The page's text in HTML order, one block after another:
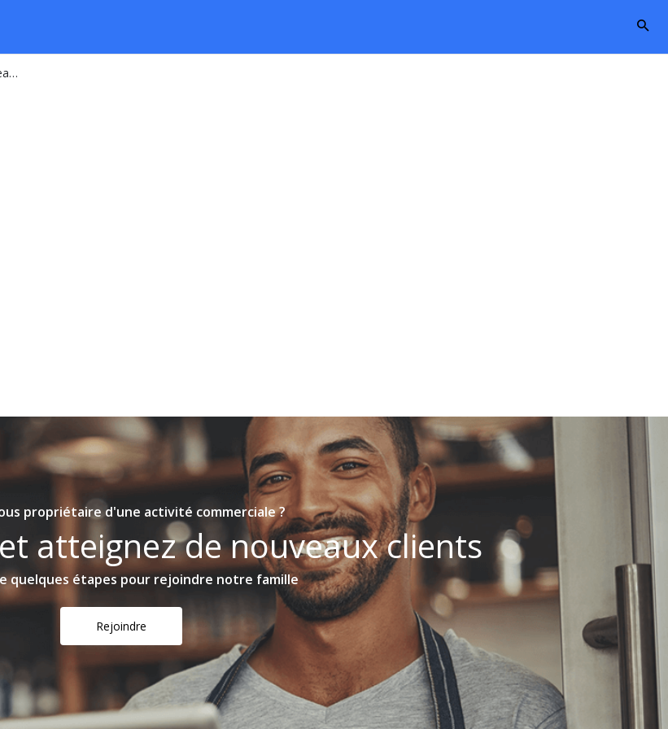
Islamic Relief - 388 Coventry road Small Heath WEST MIDLANDS B10 0PP GB
propriétaire d'une activité commerciale ?
atteignez de nouveaux clients
quelques étapes pour rejoindre notre famille
Rejoindre